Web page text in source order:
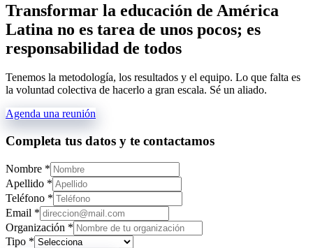
Transformar la educación de América
Latina no es tarea de unos pocos; es
responsabilidad de todos
Tenemos la metodología, los resultados y el equipo. Lo que falta es
la voluntad colectiva de hacerlo a gran escala. Sé un aliado.
Agenda una reunión
Completa tus datos y te contactamos
Nombre *
Apellido *
Teléfono *
Email *
Organización *
Tipo *